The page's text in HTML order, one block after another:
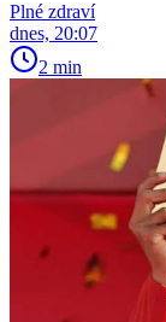
Plné zdraví
dnes, 20:07
2 min